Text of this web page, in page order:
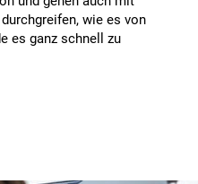
wie es von
es ganz schnell zu